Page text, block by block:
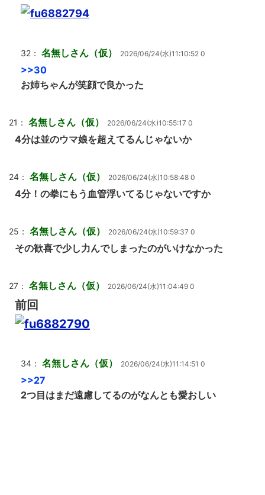
32： 名無しさん（仮） 2026/06/24(水)11:10:52 0
>>30
お姉ちゃんが笑顔で良かった
21： 名無しさん（仮） 2026/06/24(水)10:55:17 0
4分は並のウマ娘を超えてるんじゃないか
24： 名無しさん（仮） 2026/06/24(水)10:58:48 0
4分！の拳にもう血管浮いてるじゃないですか
25： 名無しさん（仮） 2026/06/24(水)10:59:37 0
その歓喜で少し力んでしまったのがいけなかった
27： 名無しさん（仮） 2026/06/24(水)11:04:49 0
前回
34： 名無しさん（仮） 2026/06/24(水)11:14:51 0
>>27
2つ目はまだ遠慮してるのがなんとも愛おしい